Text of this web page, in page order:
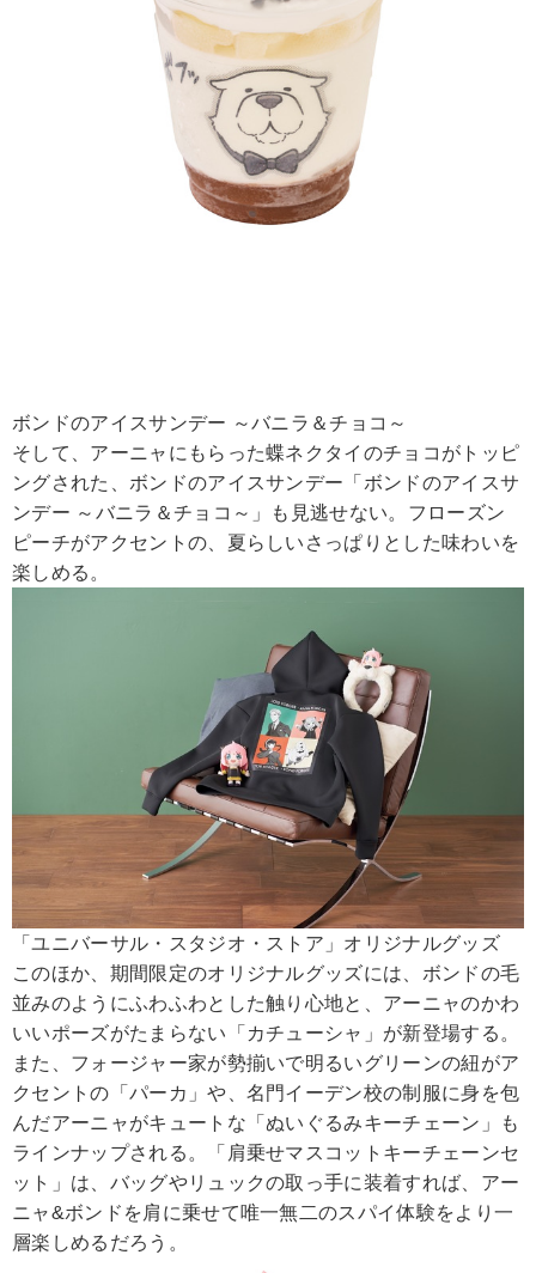
ボンドのアイスサンデー ～バニラ＆チョコ～
そして、アーニャにもらった蝶ネクタイのチョコがトッピ
ングされた、ボンドのアイスサンデー「ボンドのアイスサ
ンデー ～バニラ＆チョコ～」も見逃せない。フローズン
ピーチがアクセントの、夏らしいさっぱりとした味わいを
楽しめる。
「ユニバーサル・スタジオ・ストア」オリジナルグッズ
このほか、期間限定のオリジナルグッズには、ボンドの毛
並みのようにふわふわとした触り心地と、アーニャのかわ
いいポーズがたまらない「カチューシャ」が新登場する。
また、フォージャー家が勢揃いで明るいグリーンの紐がア
クセントの「パーカ」や、名門イーデン校の制服に身を包
んだアーニャがキュートな「ぬいぐるみキーチェーン」も
ラインナップされる。「肩乗せマスコットキーチェーンセ
ット」は、バッグやリュックの取っ手に装着すれば、アー
ニャ&ボンドを肩に乗せて唯一無二のスパイ体験をより一
層楽しめるだろう。